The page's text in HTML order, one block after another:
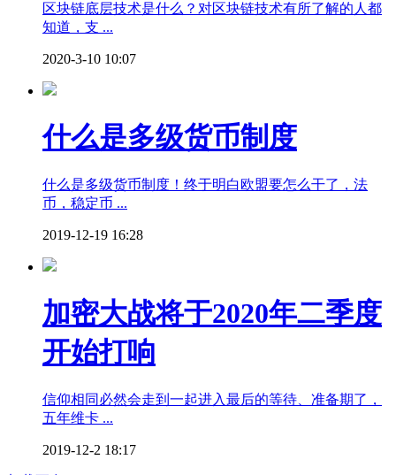
区块链底层技术是什么？对区块链技术有所了解的人都
知道，支 ...
2020-3-10 10:07
什么是多级货币制度
什么是多级货币制度！终于明白欧盟要怎么干了，法
币，稳定币 ...
2019-12-19 16:28
加密大战将于2020年二季度
开始打响
信仰相同必然会走到一起进入最后的等待、准备期了，
五年维卡 ...
2019-12-2 18:17